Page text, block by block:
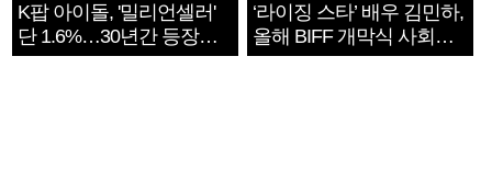
K팝 아이돌, '밀리언셀러'
단 1.6%…30년간 등장
1182개팀 전수조사
‘라이징 스타’ 배우 김민하,
올해 BIFF 개막식 사회자
확정